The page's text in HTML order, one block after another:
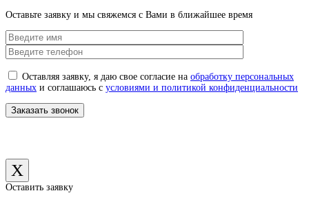
Оставьте заявку и мы свяжемся с Вами в ближайшее время
Оставляя заявку, я даю свое согласие на обработку персональных
данных и соглашаюсь с условиями и политикой конфиденциальности
X
Оставить заявку